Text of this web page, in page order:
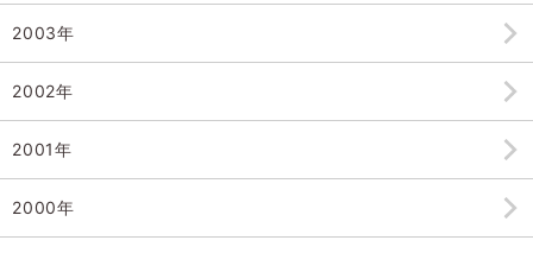
2003年
2002年
2001年
2000年